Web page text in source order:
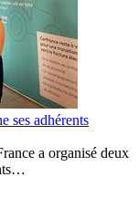
ses adhérents
a organisé deux